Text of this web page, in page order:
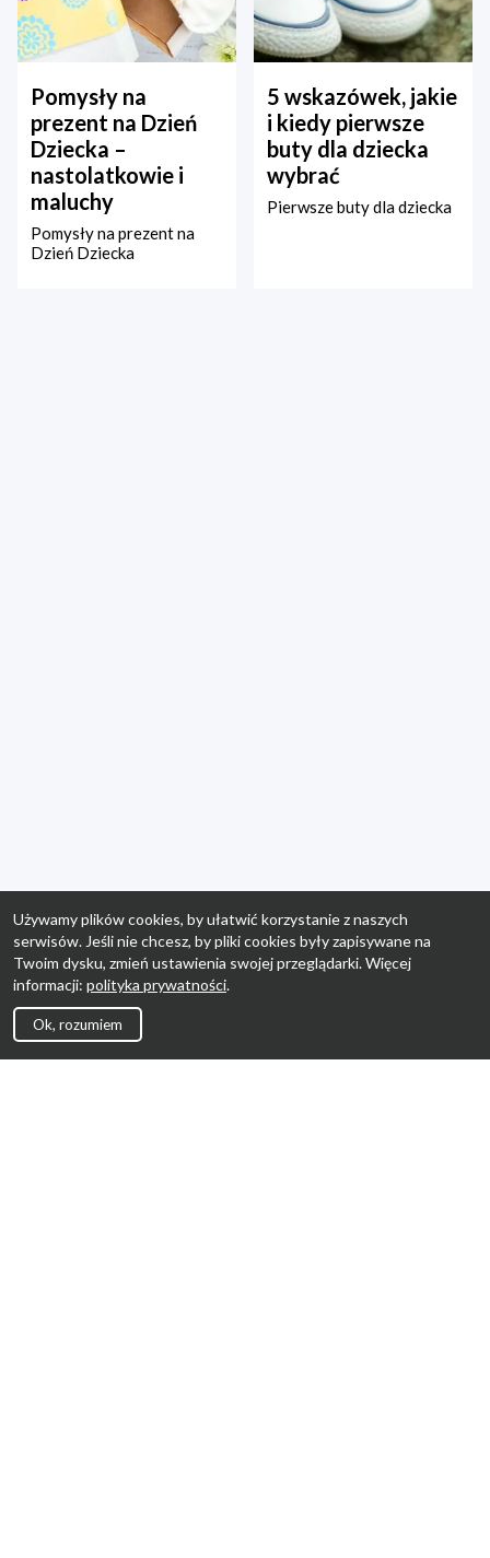
Pomysły na
prezent na Dzień
Dziecka –
nastolatkowie i
maluchy
Pomysły na prezent na
Dzień Dziecka
5 wskazówek, jakie
i kiedy pierwsze
buty dla dziecka
wybrać
Pierwsze buty dla dziecka
Używamy plików cookies, by ułatwić korzystanie z naszych
serwisów. Jeśli nie chcesz, by pliki cookies były zapisywane na
Twoim dysku, zmień ustawienia swojej przeglądarki. Więcej
informacji: polityka prywatności.
Ok, rozumiem